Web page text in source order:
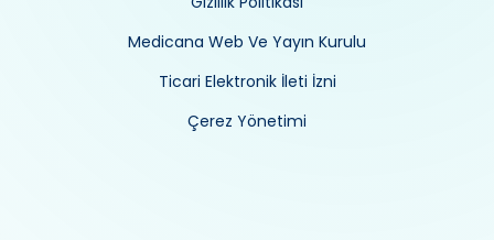
Medicana Web Ve Yayın Kurulu
Ticari Elektronik İleti İzni
Çerez Yönetimi